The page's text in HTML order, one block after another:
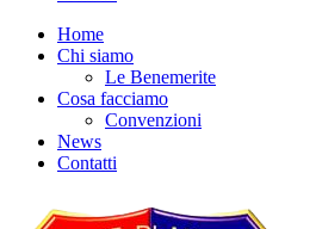
Home
Chi siamo
Le Benemerite
Cosa facciamo
Convenzioni
News
Contatti